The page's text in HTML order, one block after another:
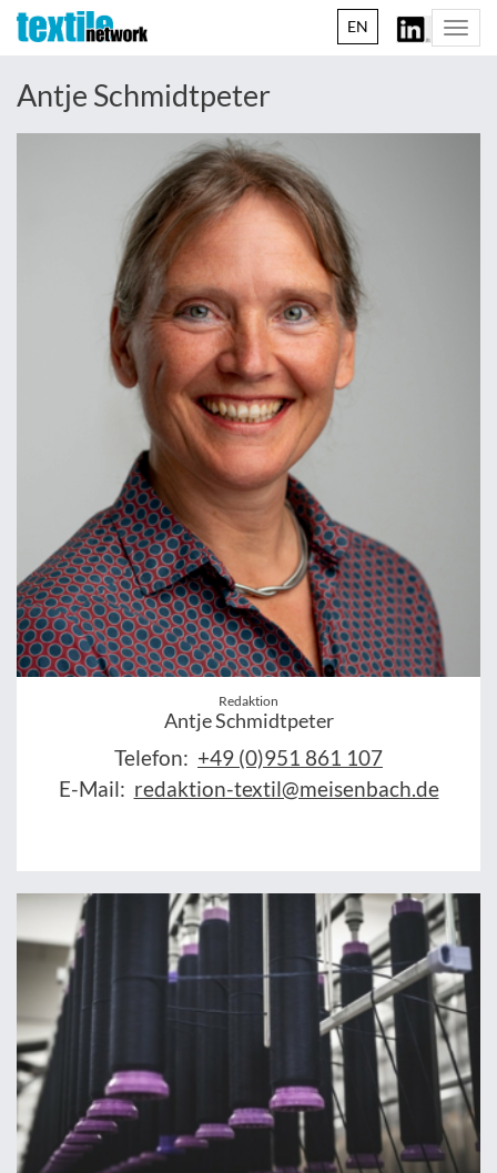
EN
Antje Schmidtpeter
Redaktion
Antje Schmidtpeter
Telefon: +49 (0)951 861 107
E-Mail: redaktion-textil@meisenbach.de